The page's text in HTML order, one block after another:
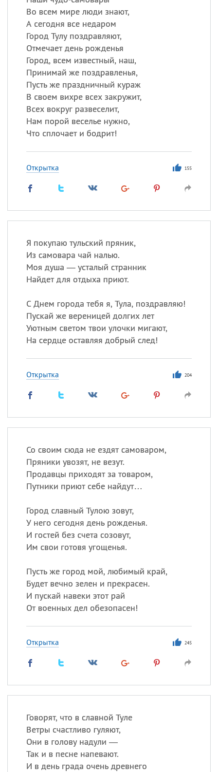
Во всем мире люди знают,
А сегодня все недаром
Город Тулу поздравляют,
Отмечает день рожденья
Город, всем известный, наш,
Принимай же поздравленья,
Пусть же праздничный кураж
В своем вихре всех закружит,
Всех вокруг развеселит,
Нам порой веселье нужно,
Что сплочает и бодрит!
Открытка 155
Я покупаю тульский пряник,
Из самовара чай налью.
Моя душа — усталый странник
Найдет для отдыха приют.
С Днем города тебя я, Тула, поздравляю!
Пускай же вереницей долгих лет
Уютным светом твои улочки мигают,
На сердце оставляя добрый след!
Открытка 204
Со своим сюда не ездят самоваром,
Пряники увозят, не везут.
Продавцы приходят за товаром,
Путники приют себе найдут…
Город славный Тулою зовут,
У него сегодня день рожденья.
И гостей без счета созовут,
Им свои готовя угощенья.
Пусть же город мой, любимый край,
Будет вечно зелен и прекрасен.
И пускай навеки этот рай
От военных дел обезопасен!
Открытка 245
Говорят, что в славной Туле
Ветры счастливо гуляют,
Они в голову надули —
Так и в песне напевают.
И в день града очень древнего